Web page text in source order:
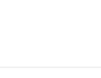
政务服务。着力打造